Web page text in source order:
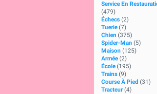
Service En
(479)
Échecs (2)
Tuerie (7)
Chien (375)
Spider-Man (5)
Maison (125)
Armée (2)
École (195)
Trains (9)
Course À Pied (31)
Tracteur (4)